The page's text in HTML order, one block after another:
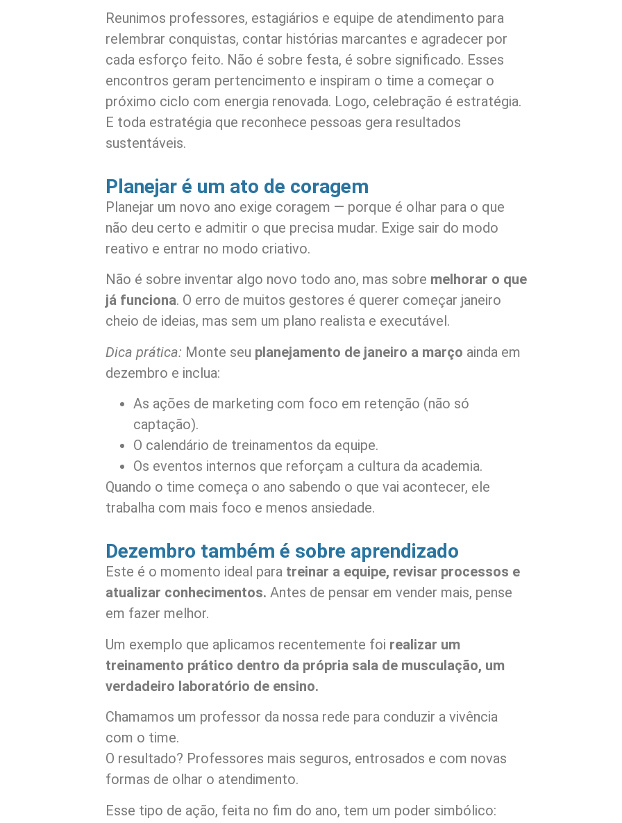
Reunimos professores, estagiários e equipe de atendimento para
relembrar conquistas, contar histórias marcantes e agradecer por
cada esforço feito. Não é sobre festa, é sobre significado. Esses
encontros geram pertencimento e inspiram o time a começar o
próximo ciclo com energia renovada. Logo, celebração é estratégia.
E toda estratégia que reconhece pessoas gera resultados
sustentáveis.
Planejar é um ato de coragem
Planejar um novo ano exige coragem — porque é olhar para o que
não deu certo e admitir o que precisa mudar. Exige sair do modo
reativo e entrar no modo criativo.
Não é sobre inventar algo novo todo ano, mas sobre melhorar o que
já funciona. O erro de muitos gestores é querer começar janeiro
cheio de ideias, mas sem um plano realista e executável.
Dica prática: Monte seu planejamento de janeiro a março ainda em
dezembro e inclua:
As ações de marketing com foco em retenção (não só
captação).
O calendário de treinamentos da equipe.
Os eventos internos que reforçam a cultura da academia.
Quando o time começa o ano sabendo o que vai acontecer, ele
trabalha com mais foco e menos ansiedade.
Dezembro também é sobre aprendizado
Este é o momento ideal para treinar a equipe, revisar processos e
atualizar conhecimentos. Antes de pensar em vender mais, pense
em fazer melhor.
Um exemplo que aplicamos recentemente foi realizar um
treinamento prático dentro da própria sala de musculação, um
verdadeiro laboratório de ensino.
Chamamos um professor da nossa rede para conduzir a vivência
com o time.
O resultado? Professores mais seguros, entrosados e com novas
formas de olhar o atendimento.
Esse tipo de ação, feita no fim do ano, tem um poder simbólico: